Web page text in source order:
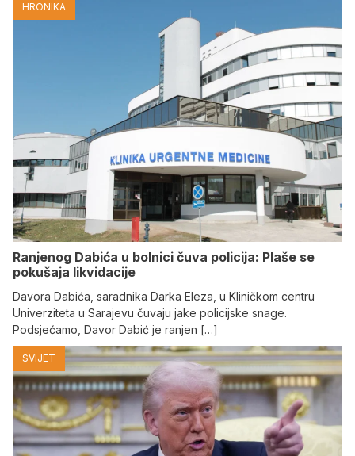
HRONIKA
Ranjenog Dabića u bolnici čuva policija: Plaše se
pokušaja likvidacije
Davora Dabića, saradnika Darka Eleza, u Kliničkom centru
Univerziteta u Sarajevu čuvaju jake policijske snage.
Podsjećamo, Davor Dabić je ranjen […]
SVIJET